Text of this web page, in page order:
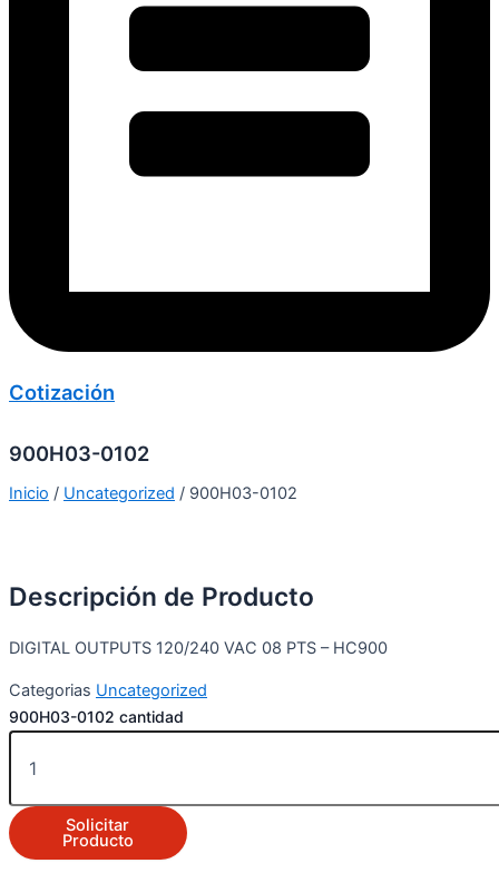
Cotización
900H03-0102
Inicio / Uncategorized / 900H03-0102
Descripción de Producto
DIGITAL OUTPUTS 120/240 VAC 08 PTS – HC900
Categorias Uncategorized
900H03-0102 cantidad
Solicitar
Producto